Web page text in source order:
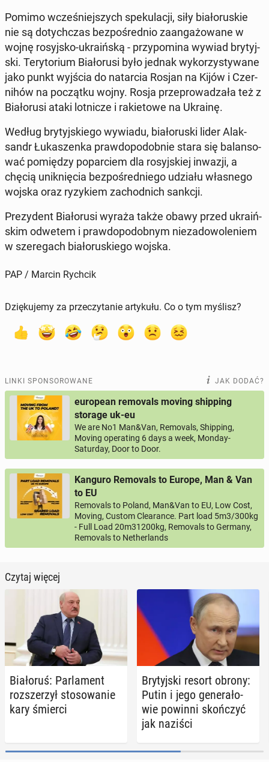
Pomimo wcze­śniej­szych spe­ku­la­cji, siły bia­ło­ru­skie
nie są do­tych­czas bez­po­śred­nio za­an­ga­żo­wa­ne w
wojnę ro­syj­sko-ukra­iń­ską - przy­po­mi­na wywiad bry­tyj­
ski. Te­ry­to­rium Bia­ło­ru­si było jednak wy­ko­rzy­sty­wa­ne
jako punkt wyjścia do na­tar­cia Rosjan na Kijów i Czer­
ni­hów na po­cząt­ku wojny. Rosja prze­pro­wa­dza­ła też z
Bia­ło­ru­si ataki lot­ni­cze i ra­kie­to­we na Ukrainę.
Według bry­tyj­skie­go wywiadu, bia­ło­ru­ski lider Alak­
sandr Łu­ka­szen­ka praw­do­po­dob­nie stara się ba­lan­so­
wać po­mię­dzy po­par­ciem dla ro­syj­skiej inwazji, a
chęcią unik­nię­cia bez­po­śred­nie­go udziału wła­sne­go
wojska oraz ry­zy­kiem za­chod­nich sankcji.
Pre­zy­dent Bia­ło­ru­si wyraża także obawy przed ukra­iń­
skim odwetem i praw­do­po­dob­nym nie­za­do­wo­le­niem
w sze­re­gach bia­ło­ru­skie­go wojska.
PAP / Marcin Rychcik
Dziękujemy za przeczytanie artykułu. Co o tym myślisz?
LINKI SPONSOROWANE JAK DODAĆ?
european removals moving shipping
storage uk-eu
We are No1 Man&Van, Removals, Shipping,
Moving operating 6 days a week, Monday-
Saturday, Door to Door.
Kanguro Removals to Europe, Man & Van
to EU
Removals to Poland, Man&Van to EU, Low Cost,
Moving, Custom Clearance. Part load 5m3/300kg
- Full Load 20m31200kg, Removals to Germany,
Removals to Netherlands
Czytaj więcej
Bia­ło­ruś: Par­la­ment
roz­sze­rzył sto­so­wa­nie
kary śmierci
Bry­tyj­ski resort obrony:
Putin i jego ge­ne­ra­ło­
wie powinni skoń­czyć
jak naziści